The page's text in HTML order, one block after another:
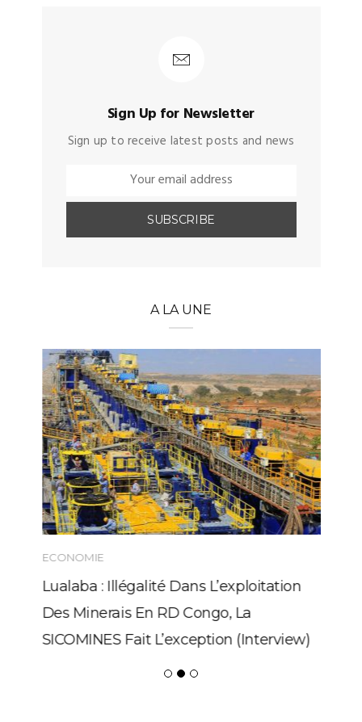
Sign Up for Newsletter
Sign up to receive latest posts and news
A LA UNE
ECONOMIE
Lualaba : Illégalité Dans L’exploitation
Des Minerais En RD Congo, La
SICOMINES Fait L’exception (Interview)